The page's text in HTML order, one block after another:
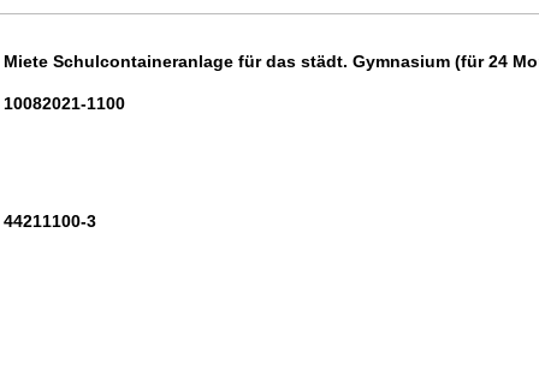
Miete Schulcontaineranlage für das städt. Gymnasium (für 24
10082021-1100
44211100-3